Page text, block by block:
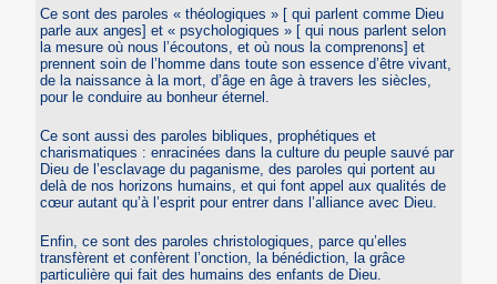
Ce sont des paroles « théologiques » [ qui parlent comme Dieu
parle aux anges] et « psychologiques » [ qui nous parlent selon
la mesure où nous l’écoutons, et où nous la comprenons] et
prennent soin de l’homme dans toute son essence d’être vivant,
de la naissance à la mort, d’âge en âge à travers les siècles,
pour le conduire au bonheur éternel.
Ce sont aussi des paroles bibliques, prophétiques et
charismatiques : enracinées dans la culture du peuple sauvé par
Dieu de l’esclavage du paganisme, des paroles qui portent au
delà de nos horizons humains, et qui font appel aux qualités de
cœur autant qu’à l’esprit pour entrer dans l’alliance avec Dieu.
Enfin, ce sont des paroles christologiques, parce qu’elles
transfèrent et confèrent l’onction, la bénédiction, la grâce
particulière qui fait des humains des enfants de Dieu.